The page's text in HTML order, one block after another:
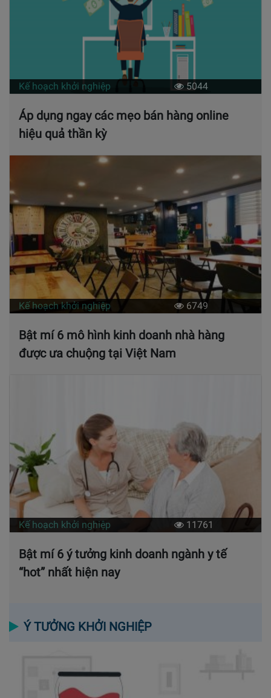
Kế hoạch khởi nghiệp 5044
Áp dụng ngay các mẹo bán hàng online
hiệu quả thần kỳ
Kế hoạch khởi nghiệp 6749
Bật mí 6 mô hình kinh doanh nhà hàng
được ưa chuộng tại Việt Nam
Kế hoạch khởi nghiệp 11761
Bật mí 6 ý tưởng kinh doanh ngành y tế
“hot” nhất hiện nay
Ý TƯỞNG KHỞI NGHIỆP